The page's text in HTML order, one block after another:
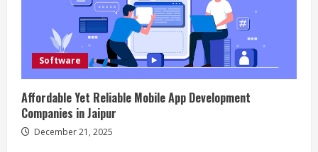
d
i
n
Software
Affordable Yet Reliable Mobile App Development
Companies in Jaipur
December 21, 2025